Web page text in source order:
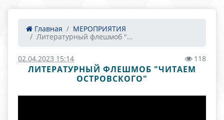
Главная
МЕРОПРИЯТИЯ
Литературный флешмоб "...
02.04.2023 15:14 118
ЛИТЕРАТУРНЫЙ ФЛЕШМОБ "ЧИТАЕМ
ОСТРОВСКОГО"